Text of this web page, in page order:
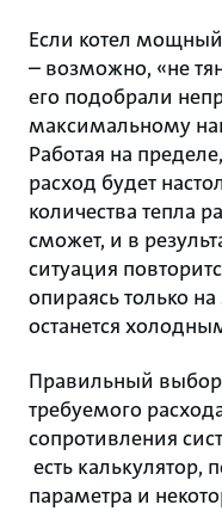
Если котел
– возможно, «не
его подобрали
максимальному
Работая на
расход будет
количества тепла
сможет, и в
ситуация
опираясь только
останется
Правильный выбор
требуемого
сопротивления
есть калькулятор,
параметра и